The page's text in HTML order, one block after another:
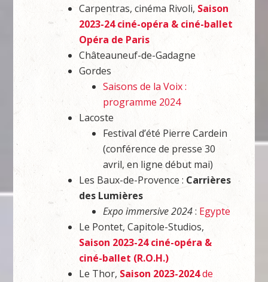
Carpentras, cinéma Rivoli, Saison
2023-24 ciné-opéra & ciné-ballet
Opéra de Paris
Châteauneuf-de-Gadagne
Gordes
Saisons de la Voix :
programme 2024
Lacoste
Festival d’été Pierre Cardein
(conférence de presse 30
avril, en ligne début mai)
Les Baux-de-Provence : Carrières
des Lumières
Expo immersive 2024: Egypte
Le Pontet, Capitole-Studios,
Saison 2023-24 ciné-opéra &
ciné-ballet (R.O.H.)
Le Thor, Saison 2023-2024de